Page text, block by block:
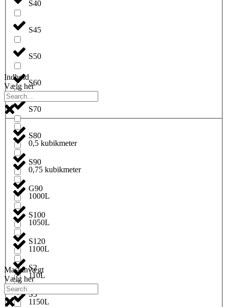
S40
S45
S50
S60
S70
S80
S90
G90
S100
S120
S2
S3
Indhold
Vælg her
0,5 kubikmeter
0,75 kubikmeter
1000L
1050L
1100L
110L
1150L
Maskinvægt
Vælg her